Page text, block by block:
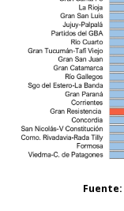
Fuente: